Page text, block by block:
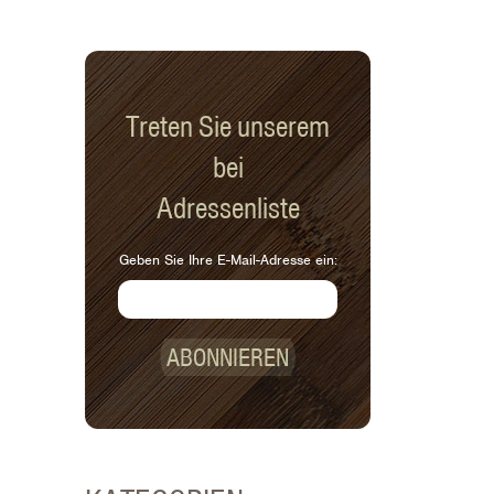
Treten Sie unserem
bei
Adressenliste
Geben Sie Ihre E-Mail-Adresse ein:
ABONNIEREN